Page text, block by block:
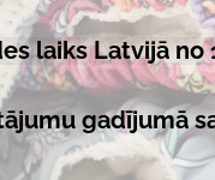
laiks Latvijā
gadījumā